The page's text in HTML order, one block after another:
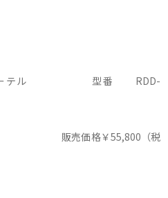
ローテル 型番 RDD-
） 販売価格￥55,800（税